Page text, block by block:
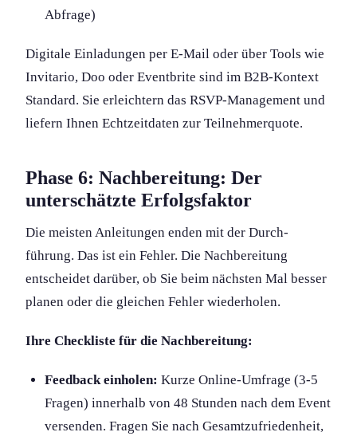
Abfrage)
Digitale Einladungen per E-Mail oder über Tools wie
Invitario, Doo oder Eventbrite sind im B2B-Kontext
Standard. Sie erleichtern das RSVP-Management und
liefern Ihnen Echtzeitdaten zur Teilnehmerquote.
Phase 6: Nachbereitung: Der
unterschätzte Erfolgsfaktor
Die meisten Anleitungen enden mit der Durch­
führung. Das ist ein Fehler. Die Nachbereitung
entscheidet darüber, ob Sie beim nächsten Mal besser
planen oder die gleichen Fehler wiederholen.
Ihre Checkliste für die Nachbereitung:
Feedback einholen: Kurze Online-Umfrage (3-5
Fragen) innerhalb von 48 Stunden nach dem Event
versenden. Fragen Sie nach Gesamtzufriedenheit,